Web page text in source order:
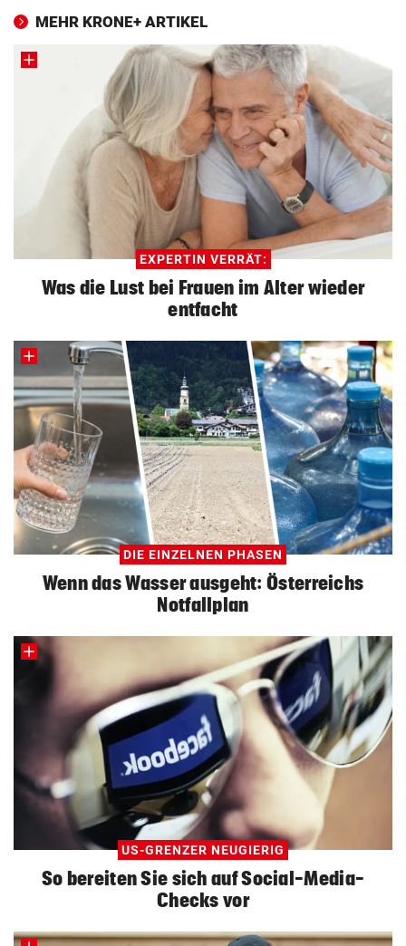
MEHR KRONE+ ARTIKEL
EXPERTIN VERRÄT:
Was die Lust bei Frauen im Alter wieder
entfacht
DIE EINZELNEN PHASEN
Wenn das Wasser ausgeht: Österreichs
Notfallplan
US-GRENZER NEUGIERIG
So bereiten Sie sich auf Social-Media-
Checks vor